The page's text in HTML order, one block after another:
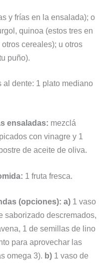
y frías en la ensalada); o
quinoa (estos tres en
cereales); u otros
puño).
al dente: 1 plato mediano
ensaladas: mezclá
con vinagre y 1
de aceite de oliva.
1 fruta fresca.
(opciones): a) 1 vaso
saborizado descremados,
1 de semillas de lino
para aprovechar las
omega 3). b)1 vaso de